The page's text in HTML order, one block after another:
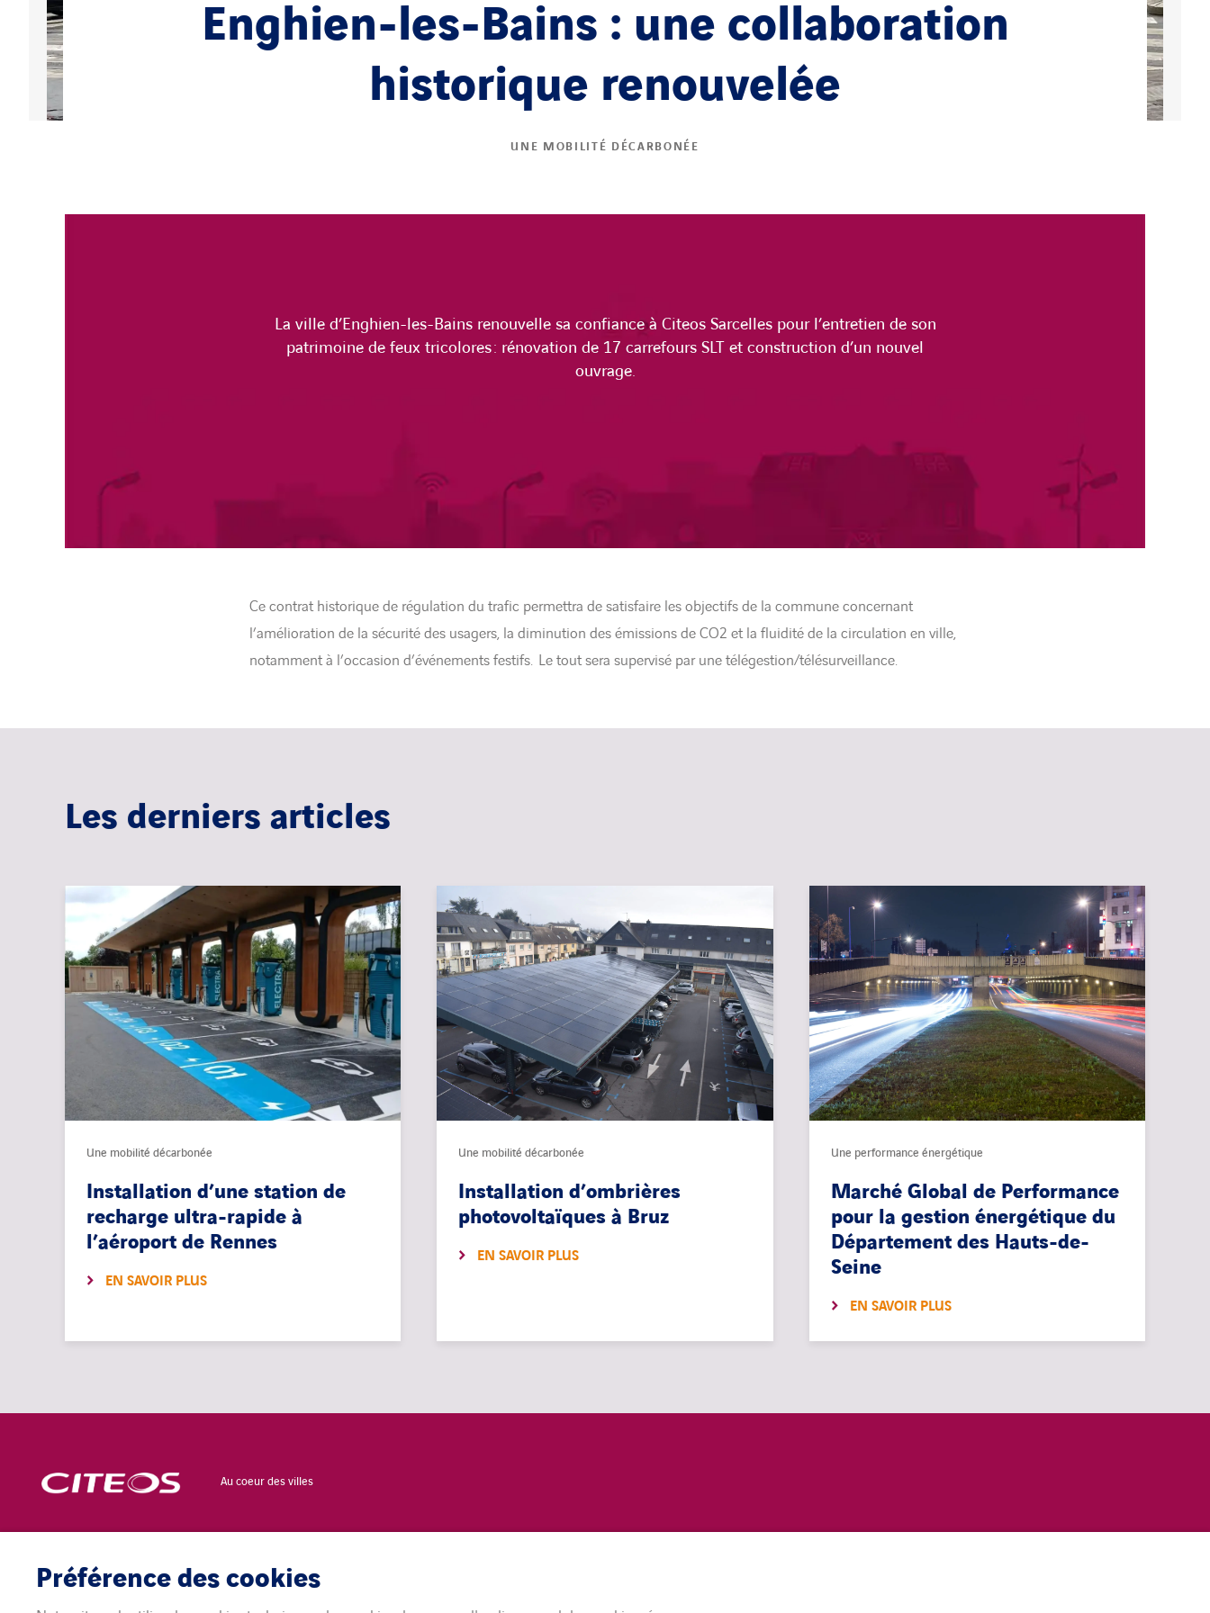
Enghien-les-Bains : une collaboration
historique renouvelée
UNE MOBILITÉ DÉCARBONÉE
La ville d’Enghien-les-Bains renouvelle sa confiance à Citeos Sarcelles pour l’entretien de son
patrimoine de feux tricolores : rénovation de 17 carrefours SLT et construction d’un nouvel
ouvrage.
Ce contrat historique de régulation du trafic permettra de satisfaire les objectifs de la commune concernant
l’amélioration de la sécurité des usagers, la diminution des émissions de CO2 et la fluidité de la circulation en ville,
notamment à l’occasion d’événements festifs. Le tout sera supervisé par une télégestion/télésurveillance.
Les derniers articles
Une mobilité décarbonée
Installation d’une station de
recharge ultra-rapide à
l’aéroport de Rennes
EN SAVOIR PLUS
Une mobilité décarbonée
Installation d’ombrières
photovoltaïques à Bruz
EN SAVOIR PLUS
Une performance énergétique
Marché Global de Performance
pour la gestion énergétique du
Département des Hauts-de-
Seine
EN SAVOIR PLUS
Au coeur des villes
CONFIDENTIALITÉ
Préférence des cookies